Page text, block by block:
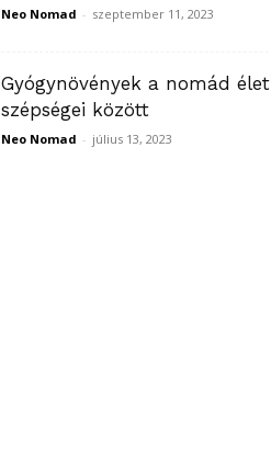
Neo Nomad - szeptember 11, 2023
Gyógynövények a nomád élet
szépségei között
Neo Nomad - július 13, 2023